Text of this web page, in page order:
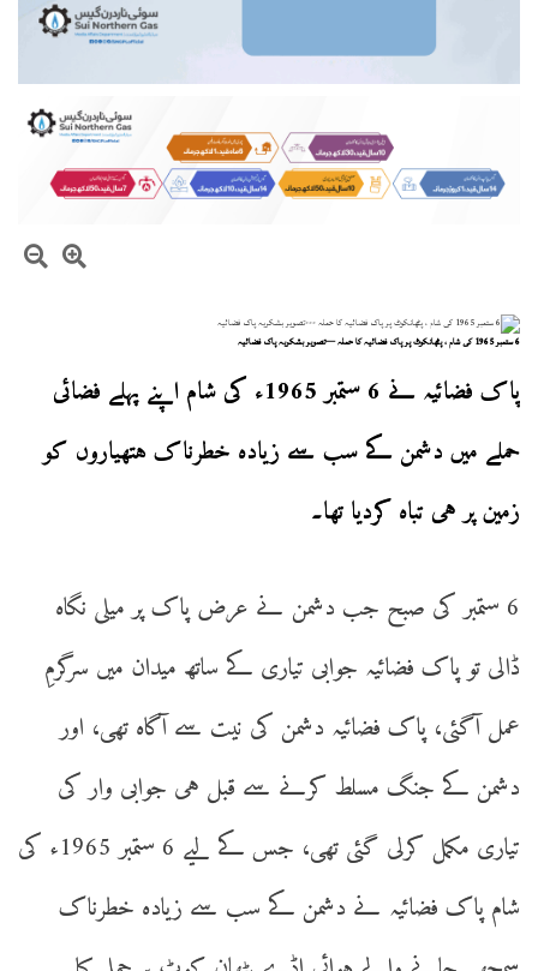
6 ستمبر 1965 کی شام ، پٹھانکوٹ پر پاک فضائیہ کا حملہ —تصویر بشکریہ پاک فضائیہ
پاک فضائیہ نے 6 ستمبر 1965ء کی شام اپنے پہلے فضائی
حملے میں دشمن کے سب سے زیادہ خطرناک ہتھیاروں کو
زمین پر ہی تباہ کردیا تھا۔
6 ستمبر کی صبح جب دشمن نے عرض پاک پر میلی نگاہ
ڈالی تو پاک فضائیہ جوابی تیاری کے ساتھ میدان میں سرگرمِ
عمل آگئی، پاک فضائیہ دشمن کی نیت سے آگاہ تھی، اور
دشمن کے جنگ مسلط کرنے سے قبل ہی جوابی وار کی
تیاری مکمل کرلی گئی تھی، جس کے لیے 6 ستمبر 1965ء کی
شام پاک فضائیہ نے دشمن کے سب سے زیادہ خطرناک